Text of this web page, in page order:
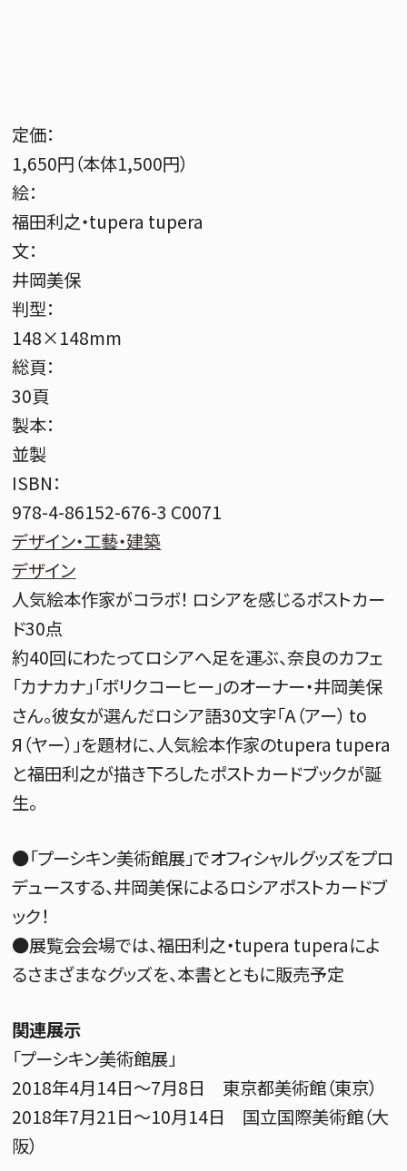
定価：
1,650円（本体1,500円）
絵：
福田利之・tupera tupera
文：
井岡美保
判型：
148×148mm
総頁：
30頁
製本：
並製
ISBN：
978-4-86152-676-3 C0071
デザイン・工藝・建築
デザイン
人気絵本作家がコラボ！ ロシアを感じるポストカー
ド30点
約40回にわたってロシアへ足を運ぶ、奈良のカフェ
「カナカナ」「ボリクコーヒー」のオーナー・井岡美保
さん。彼女が選んだロシア語30文字「A（アー） to
Я（ヤー）」を題材に、人気絵本作家のtupera tupera
と福田利之が描き下ろしたポストカードブックが誕
生。
●「プーシキン美術館展」でオフィシャルグッズをプロ
デュースする、井岡美保によるロシアポストカードブ
ック！
●展覧会会場では、福田利之・tupera tuperaによ
るさまざまなグッズを、本書とともに販売予定
関連展示
「プーシキン美術館展」
2018年4月14日～7月8日 東京都美術館（東京）
2018年7月21日～10月14日 国立国際美術館（大
阪）